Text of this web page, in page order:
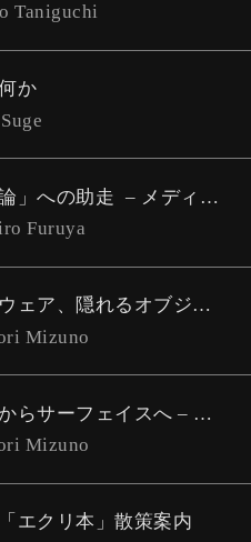
Taniguchi
か
」への助走
メディウムスペシフィックではないフォーマリズムへ向けて
Furuya
場に顕れるソフトウェア、隠れるオブジェクト
Mizuno
インターフェイスからサーフェイスへ – スキューモーフィズム再考
Mizuno
エクリ本」散策案内